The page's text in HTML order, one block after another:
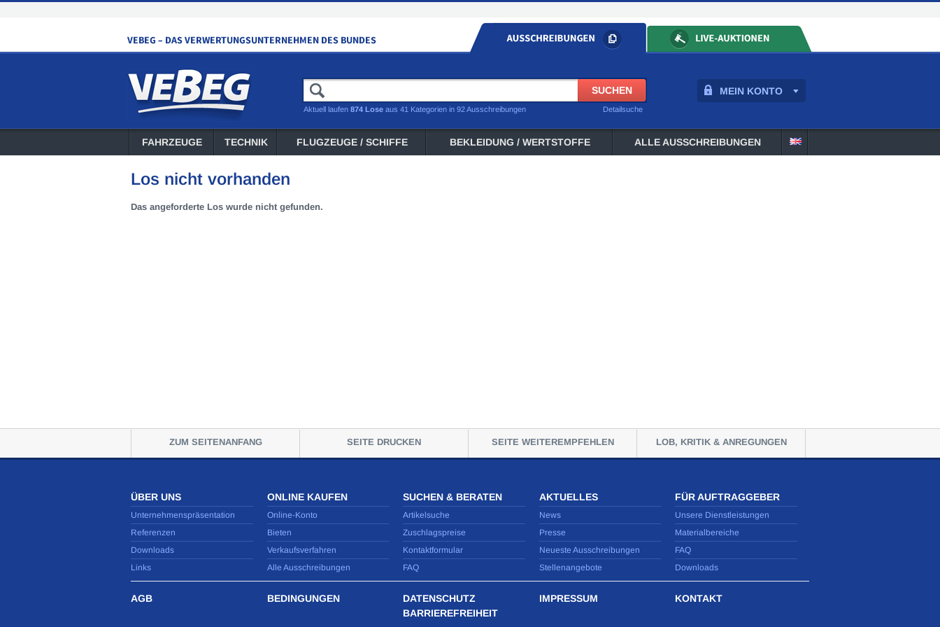
MEIN KONTO
Detailsuche
Aktuell laufen 874 Lose aus 41 Kategorien in 92 Ausschreibungen
FAHRZEUGE TECHNIK FLUGZEUGE / SCHIFFE BEKLEIDUNG / WERTSTOFFE ALLE AUSSCHREIBUNGEN
Los nicht vorhanden
Das angeforderte Los wurde nicht gefunden.
ZUM SEITENANFANG SEITE DRUCKEN SEITE WEITEREMPFEHLEN LOB, KRITIK & ANREGUNGEN
ÜBER UNS
Unternehmenspräsentation
Referenzen
Downloads
Links
ONLINE KAUFEN
Online-Konto
Bieten
Verkaufsverfahren
Alle Ausschreibungen
SUCHEN & BERATEN
Artikelsuche
Zuschlagspreise
Kontaktformular
FAQ
AKTUELLES
News
Presse
Neueste Ausschreibungen
Stellenangebote
FÜR AUFTRAGGEBER
Unsere Dienstleistungen
Materialbereiche
FAQ
Downloads
AGB BEDINGUNGEN
DATENSCHUTZ
BARRIEREFREIHEIT
IMPRESSUM KONTAKT